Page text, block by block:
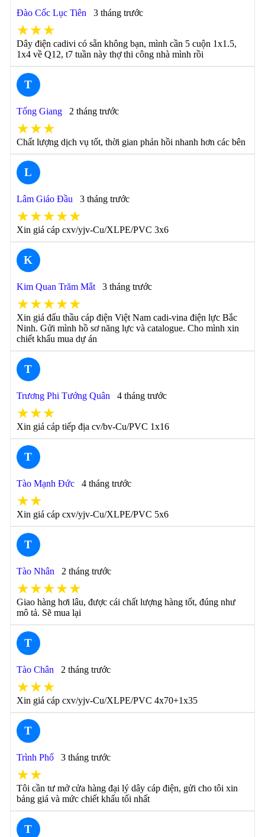
Đào Cốc Lục Tiên 3 tháng trước
★★★
Dây điện cadivi có sẵn không bạn, mình cần 5 cuộn 1x1.5,
1x4 về Q12, t7 tuần này thợ thi công nhà mình rồi
T
Tống Giang 2 tháng trước
★★★
Chất lượng dịch vụ tốt, thời gian phản hồi nhanh hơn các bên
L
Lâm Giáo Đầu 3 tháng trước
★★★★★
Xin giá cáp cxv/yjv-Cu/XLPE/PVC 3x6
K
Kim Quan Trăm Mắt 3 tháng trước
★★★★★
Xin giá đấu thầu cáp điện Việt Nam cadi-vina điện lực Bắc
Ninh. Gửi mình hồ sơ năng lực và catalogue. Cho mình xin
chiết khấu mua dự án
T
Trương Phi Tướng Quân 4 tháng trước
★★★
Xin giá cáp tiếp địa cv/bv-Cu/PVC 1x16
T
Tào Mạnh Đức 4 tháng trước
★★
Xin giá cáp cxv/yjv-Cu/XLPE/PVC 5x6
T
Tào Nhân 2 tháng trước
★★★★★
Giao hàng hơi lâu, được cái chất lượng hàng tốt, đúng như
mô tả. Sẽ mua lại
T
Tào Chân 2 tháng trước
★★★
Xin giá cáp cxv/yjv-Cu/XLPE/PVC 4x70+1x35
T
Trình Phổ 3 tháng trước
★★
Tôi cần tư mở cửa hàng đại lý dây cáp điện, gửi cho tôi xin
bảng giá và mức chiết khấu tối nhất
T